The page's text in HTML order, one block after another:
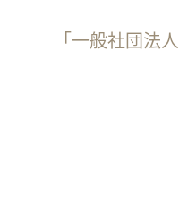
「一般社団法